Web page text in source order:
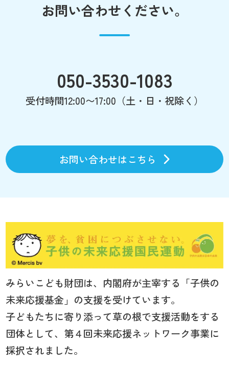
お問い合わせください。
050-3530-1083
受付時間12:00〜17:00（土・日・祝除く）
お問い合わせはこちら
みらいこども財団は、内閣府が主宰する「子供の
未来応援基金」の支援を受けています。
子どもたちに寄り添って草の根で支援活動をする
団体として、第４回未来応援ネットワーク事業に
採択されました。